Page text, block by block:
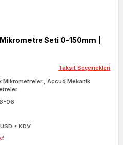
Seti 0-150mm |
Taksit Seçenekleri
Mikrometreler ,Accud Mekanik
06
+ KDV